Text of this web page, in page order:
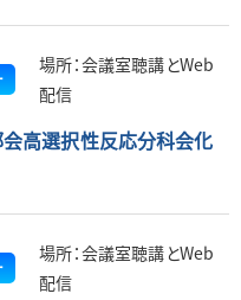
場所：会議室聴講とWeb
配信
高選択性反応分科会化
場所：会議室聴講とWeb
配信